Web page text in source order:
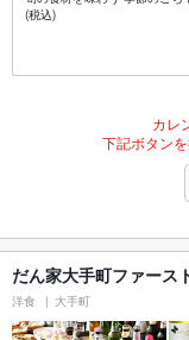
(税込)
カレ
下記ボタン
だん家大手町ファース
洋食 大手町